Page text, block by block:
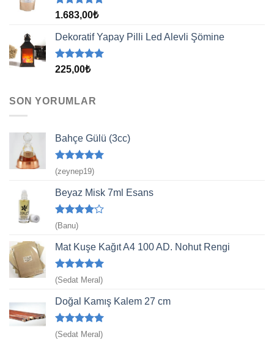
5 üzerinden
aldı
1.683,00₺
Dekoratif Yapay Pilli Led Alevli Şömine
5 üzerinden
225,00₺
SON YORUMLAR
Bahçe Gülü (3cc)
5 üzerinden
5
oy aldı
(zeynep19)
Beyaz Misk 7ml Esans
5
üzerinden
4oy aldı
(Banu)
Mat Kuşe Kağıt A4 100 AD. Nohut Rengi
5 üzerinden
5
(Sedat Meral)
Doğal Kamış Kalem 27 cm
5 üzerinden
5
(Sedat Meral)